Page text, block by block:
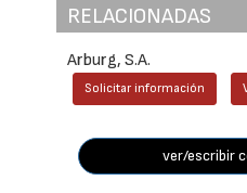
RELACIONADAS
Arburg, S.A.
Solicitar información
ver/escribir